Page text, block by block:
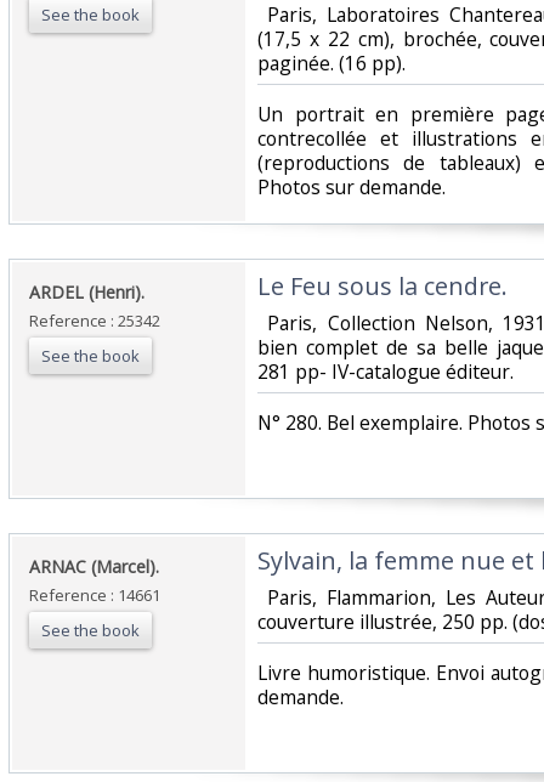
See the book
Paris, Laboratoires
(17,5 x 22 cm), brochée,
paginée. (16 pp). ‎
‎Un portrait en première
contrecollée et illustrations
(reproductions de tableaux)
Photos sur demande.‎
‎ARDEL (Henri).‎
Reference : 25342
See the book
‎Le Feu sous la cendre.‎
Paris, Collection Nelson,
bien complet de sa belle
281 pp- IV-catalogue éditeur. ‎
‎N° 280. Bel exemplaire. Photos
‎ARNAC (Marcel).‎
Reference : 14661
See the book
‎Sylvain, la femme nue
Paris, Flammarion, Les
couverture illustrée, 250 pp.
‎Livre humoristique. Envoi
demande.‎